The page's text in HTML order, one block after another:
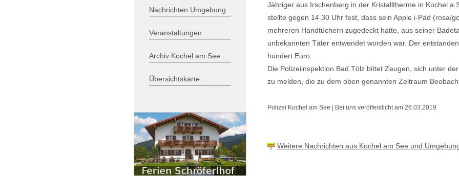
Nachrichten Umgebung
Veranstaltungen
Archiv Kochel am See
Übersichtskarte
Jähriger aus Irschenberg in der Kristalltherme in Kochel
stellte gegen 14.30 Uhr fest, dass sein Apple i-Pad (rosa/
mehreren Handtüchern zugedeckt hatte, aus seiner
unbekannten Täter entwendet worden war. Der
hundert Euro.
Die Polizeiinspektion Bad Tölz bittet Zeugen, sich unter
zu melden, die zu dem oben genannten Zeitraum
Polizei Kochel am See | Bei uns veröffentlicht am 26.03.2019
Weitere Nachrichten aus Kochel am See und